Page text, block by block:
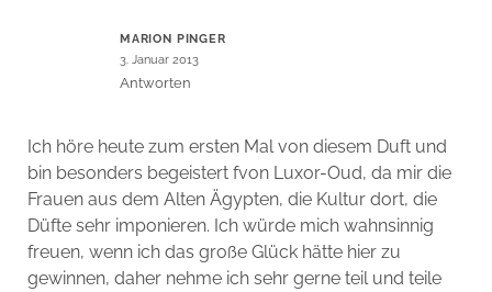
MARION PINGER
3. Januar 2013
Antworten
Ich höre heute zum ersten Mal von diesem Duft und
bin besonders begeistert fvon Luxor-Oud, da mir die
Frauen aus dem Alten Ägypten, die Kultur dort, die
Düfte sehr imponieren. Ich würde mich wahnsinnig
freuen, wenn ich das große Glück hätte hier zu
gewinnen, daher nehme ich sehr gerne teil und teile